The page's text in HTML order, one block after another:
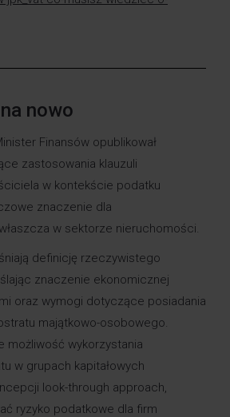
nowo
Finansów opublikował
zastosowania klauzuli
w kontekście podatku
znaczenie dla
w sektorze nieruchomości.
definicję rzeczywistego
znaczenie ekonomicznej
oraz wymogi dotyczące posiadania
majątkowo-osobowego.
możliwość wykorzystania
w grupach kapitałowych
look-through approach,
ryzyko podatkowe dla firm